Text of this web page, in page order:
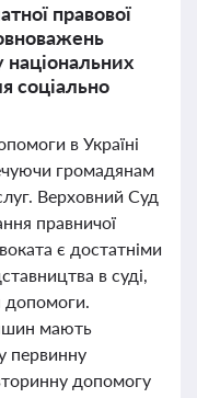
правової
національних
соціально
в Україні
громадянам
Верховний Суд
правничої
є достатніми
в суді,
мають
первинну
допомогу